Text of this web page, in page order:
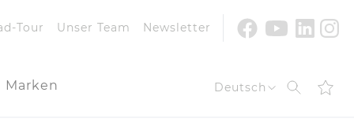
Marken
Tour Unser Team Newsletter Facebook
Youtube
Deutsch Suche